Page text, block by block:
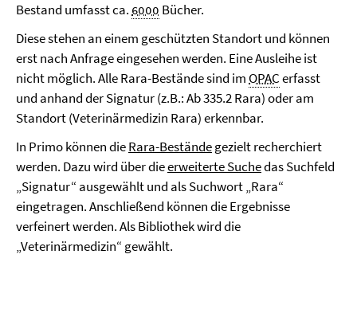
Bestand umfasst ca. 6000 Bücher.
Diese stehen an einem geschützten Standort und können
erst nach Anfrage eingesehen werden. Eine Ausleihe ist
nicht möglich. Alle Rara-Bestände sind im OPACerfasst
und anhand der Signatur (z.B.: Ab 335.2 Rara) oder am
Standort (Veterinärmedizin Rara) erkennbar.
In Primo können dieRara-Beständegezielt recherchiert
werden. Dazu wird über dieerweiterte Suchedas Suchfeld
„Signatur“ ausgewählt und als Suchwort „Rara“
eingetragen. Anschließend können die Ergebnisse
verfeinert werden. Als Bibliothek wird die
„Veterinärmedizin“ gewählt.